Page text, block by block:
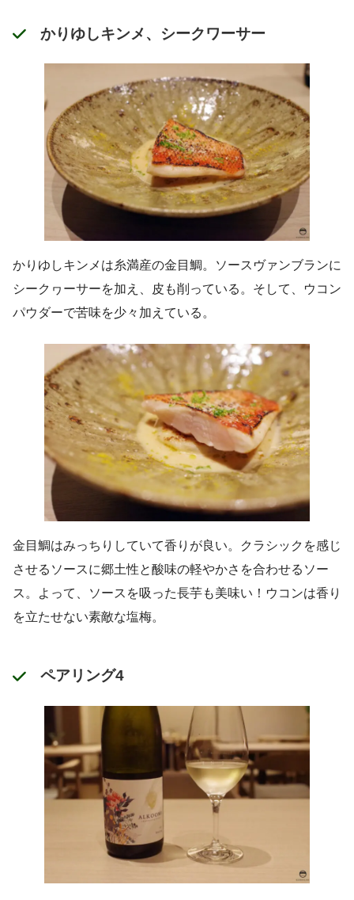
かりゆしキンメ、シークワーサー
かりゆしキンメは糸満産の金目鯛。ソースヴァンブランに
シークヮーサーを加え、皮も削っている。そして、ウコン
パウダーで苦味を少々加えている。
金目鯛はみっちりしていて香りが良い。クラシックを感じ
させるソースに郷土性と酸味の軽やかさを合わせるソー
ス。よって、ソースを吸った長芋も美味い！ウコンは香り
を立たせない素敵な塩梅。
ペアリング4